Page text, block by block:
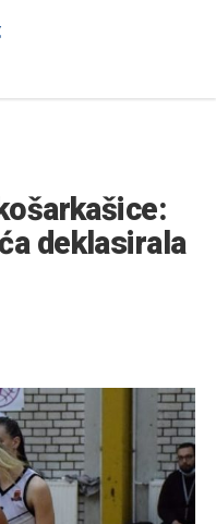
deklasirala